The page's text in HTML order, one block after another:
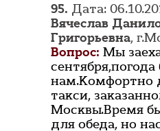
95. Дата:
Вячеслав
Григорьевна,
Вопрос: Мы
нам.Комфортно
такси,
Москвы.Время
для обеда, но